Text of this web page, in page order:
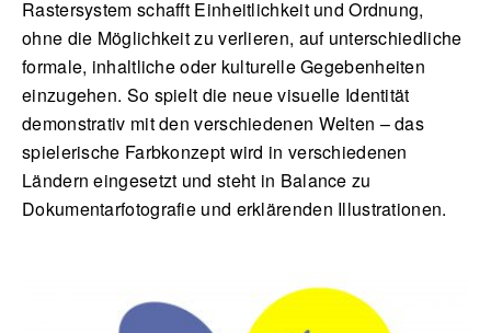
Rastersystem schafft Einheitlichkeit und Ordnung,
ohne die Möglichkeit zu verlieren, auf unterschiedliche
formale, inhaltliche oder kulturelle Gegebenheiten
einzugehen. So spielt die neue visuelle Identität
demonstrativ mit den verschiedenen Welten – das
spielerische Farbkonzept wird in verschiedenen
Ländern eingesetzt und steht in Balance zu
Dokumentarfotografie und erklärenden Illustrationen.